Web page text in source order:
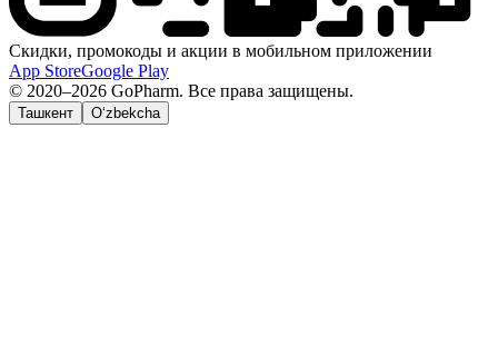
Скидки, промокоды и акции в мобильном приложении
App StoreGoogle Play
© 2020–2026 GoPharm. Все права защищены.
Ташкент O‘zbekcha